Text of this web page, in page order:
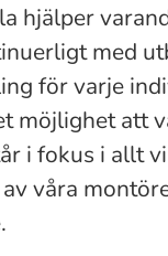
hjälper
med
för varje
möjlighet att
i fokus i allt
våra